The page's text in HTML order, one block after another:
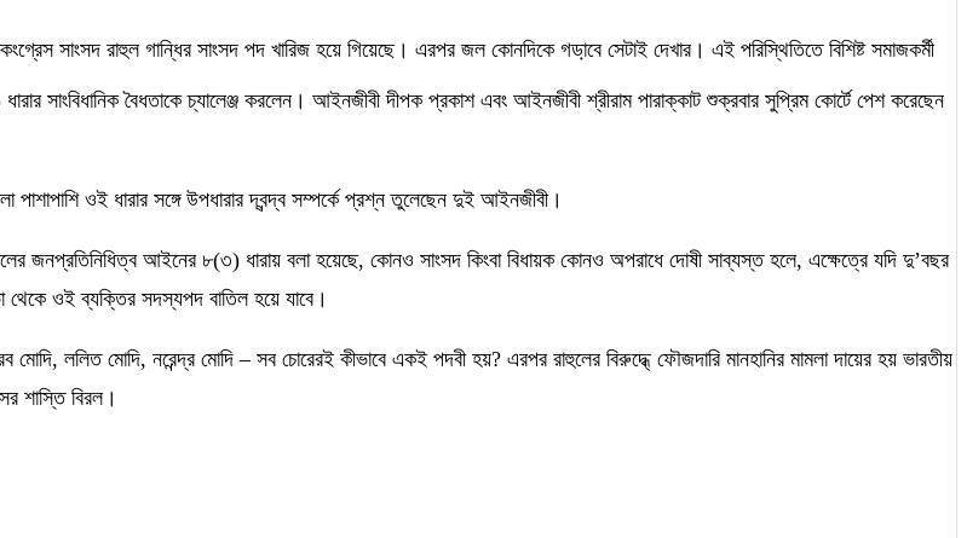
সাংসদ রাহুল গান্ধির সাংসদ পদ খারিজ হয়ে গিয়েছে। এরপর জল কোনদিকে গডা়বে সেটাই দেখার। এই পরিস্থিতিতে বিশিষ্ট সমাজকর্মী
সাংবিধানিক বৈধতাকে চ্যালেঞ্জ করলেন। আইনজীবী দীপক প্রকাশ এবং আইনজীবী শ্রীরাম পারাক্কাট শুক্রবার সুপ্রিম কোর্টে পেশ করেছেন
ওই ধারার সঙ্গে উপধারার দ্বন্দ্ব সম্পর্কে প্রশ্ন তুলেছেন দুই আইনজীবী।
জনপ্রতিনিধিত্ব আইনের ৮(৩) ধারায় বলা হয়েছে, কোনও সাংসদ কিংবা বিধায়ক কোনও অপরাধে দোষী সাব্যস্ত হলে, এক্ষেত্রে যদি দু’বছর
থেকে ওই ব্যক্তির সদস্যপদ বাতিল হয়ে যাবে।
মোদি, ললিত মোদি, নরেন্দ্র মোদি – সব চোরেরই কীভাবে একই পদবী হয়? এরপর রাহুলের বিরুদ্ধে্ ফৌজদারি মানহানির মামলা দায়ের হয় ভারতীয়
শাস্তি বিরল।